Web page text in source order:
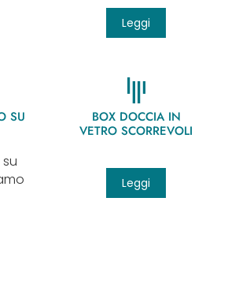
Leggi
SU
BOX DOCCIA IN
VETRO SCORREVOLI
Leggi